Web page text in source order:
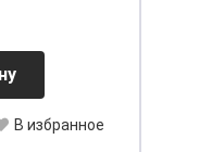
В избранное